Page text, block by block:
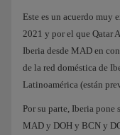
Este es un acuerdo muy
2021 y por el que Qatar
Iberia desde MAD en
de la red doméstica de
Latinoamérica (están
Por su parte, Iberia pone
MAD y DOH y BCN y